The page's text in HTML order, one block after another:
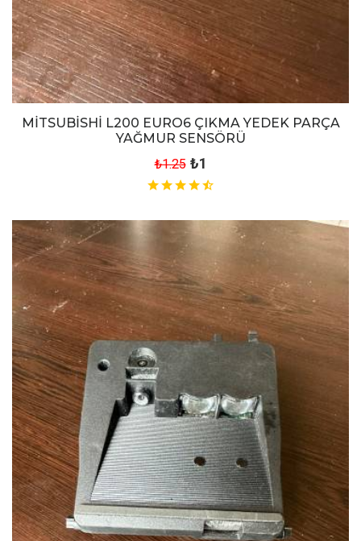
MİTSUBİSHİ L200 EURO6 ÇIKMA YEDEK PARÇA
YAĞMUR SENSÖRÜ
₺1.25 ₺1